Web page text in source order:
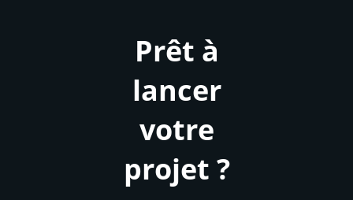
Prêt à
lancer
votre
projet ?